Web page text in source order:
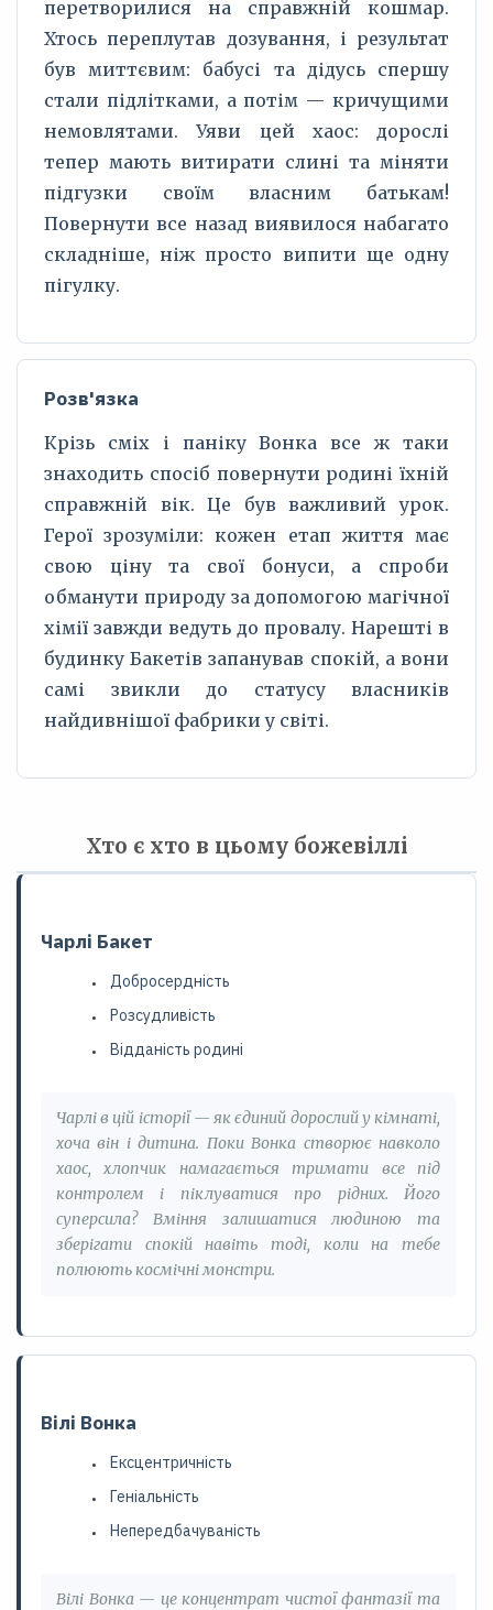
перетворилися на справжній кошмар.
Хтось переплутав дозування, і результат
був миттєвим: бабусі та дідусь спершу
стали підлітками, а потім — кричущими
немовлятами. Уяви цей хаос: дорослі
тепер мають витирати слині та міняти
підгузки своїм власним батькам!
Повернути все назад виявилося набагато
складніше, ніж просто випити ще одну
пігулку.
Розв'язка
Крізь сміх і паніку Вонка все ж таки
знаходить спосіб повернути родині їхній
справжній вік. Це був важливий урок.
Герої зрозуміли: кожен етап життя має
свою ціну та свої бонуси, а спроби
обманути природу за допомогою магічної
хімії завжди ведуть до провалу. Нарешті в
будинку Бакетів запанував спокій, а вони
самі звикли до статусу власників
найдивнішої фабрики у світі.
Хто є хто в цьому божевіллі
Чарлі Бакет
Добросердність
Розсудливість
Відданість родині
Чарлі в цій історії — як єдиний дорослий у кімнаті,
хоча він і дитина. Поки Вонка створює навколо
хаос, хлопчик намагається тримати все під
контролем і піклуватися про рідних. Його
суперсила? Вміння залишатися людиною та
зберігати спокій навіть тоді, коли на тебе
полюють космічні монстри.
Вілі Вонка
Ексцентричність
Геніальність
Непередбачуваність
Вілі Вонка — це концентрат чистої фантазії та